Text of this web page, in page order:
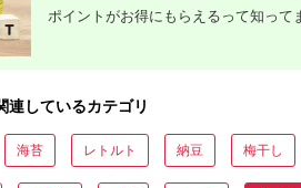
ーズ
スイ
円
秩父やまなみチーズ工
房 パーティーセット
5.0
寄付金額:26,000
5.0
寄付金額:13,000
ポイントがお得にもらえるって知って
連しているカテゴリ
海苔 レトルト 納豆 梅干し